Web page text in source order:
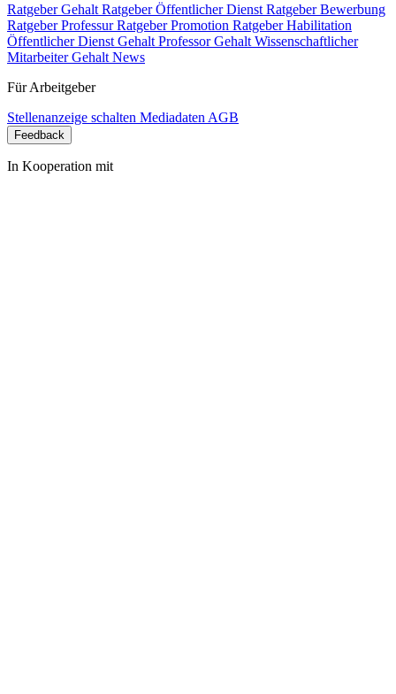
Ratgeber Gehalt Ratgeber Öffentlicher Dienst Ratgeber Bewerbung
Ratgeber ProfessurRatgeber Promotion Ratgeber Habilitation
Öffentlicher Dienst Gehalt Professor Gehalt Wissenschaftlicher
Mitarbeiter Gehalt News
Für Arbeitgeber
Stellenanzeige schalten Mediadaten AGB
Feedback
In Kooperation mit